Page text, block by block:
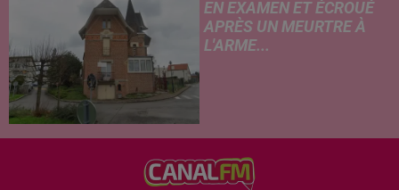
EN EXAMEN ET ÉCROUÉ
APRÈS UN MEURTRE À
L'ARME...
de 38 ans a été mis en examen
pour homicide...